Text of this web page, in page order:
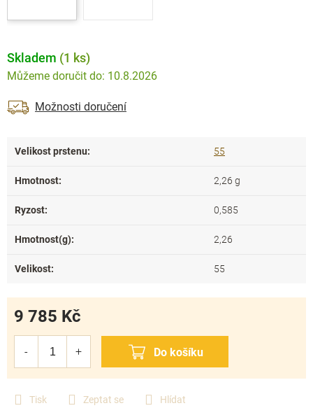
Tisk Zeptat se Hlídat
Skladem (1 ks)
10.8.2026
Možnosti doručení
9 785 Kč
Velikost prstenu: 55
Hmotnost: 2,26 g
Ryzost: 0,585
Hmotnost(g): 2,26
Velikost: 55